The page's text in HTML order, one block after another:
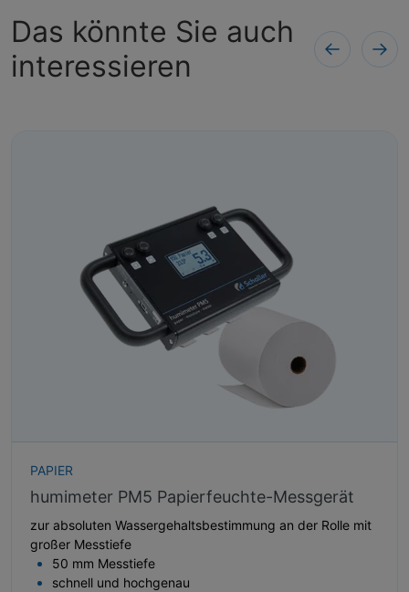
Das könnte Sie auch
interessieren
PAPIER
humimeter PM5 Papierfeuchte-Messgerät
zur absoluten Wassergehaltsbestimmung an der Rolle mit
großer Messtiefe
50 mm Messtiefe
schnell und hochgenau